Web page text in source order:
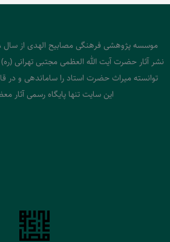
نشر آثار حضرت آیت الله العظمی مجتبی تهرانی (ره)
توانسته میراث حضرت استاد را ساماندهی و
این سایت تنها پایگاه رسمی آثار